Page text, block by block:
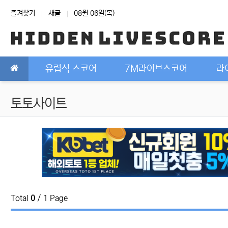
상단 네비
즐겨찾기 새글 08월 06일(목)
메인 메뉴유럽식 스코어 7M라이브스코어 라
토토사이트
Total 0 / 1 Page